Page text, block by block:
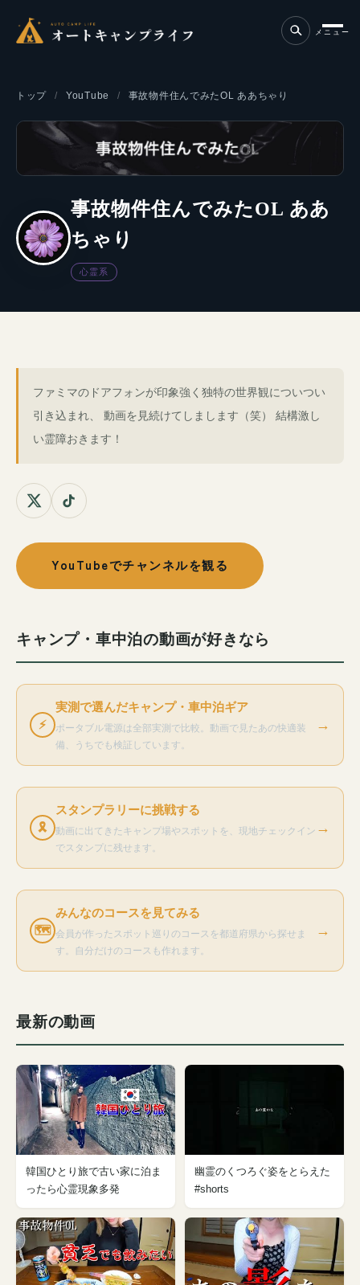
メニュー
トップ YouTube 事故物件住んでみたOL ああちゃり
事故物件住んでみたOL ああ
ちゃり
心霊系
ファミマのドアフォンが印象強く独特の世界観についつい
引き込まれ、 動画を見続けてしまします（笑） 結構激し
い霊障おきます！
YouTubeでチャンネルを観る
キャンプ・車中泊の動画が好きなら
⚡
実測で選んだキャンプ・車中泊ギア
ポータブル電源は全部実測で比較。動画で見たあの快適装
備、うちでも検証しています。
→
🎗
スタンプラリーに挑戦する
動画に出てきたキャンプ場やスポットを、現地チェックイン
でスタンプに残せます。
→
🗺
みんなのコースを見てみる
会員が作ったスポット巡りのコースを都道府県から探せま
す。自分だけのコースも作れます。
→
最新の動画
韓国ひとり旅で古い家に泊ま
ったら心霊現象多発
幽霊のくつろぐ姿をとらえた
#shorts